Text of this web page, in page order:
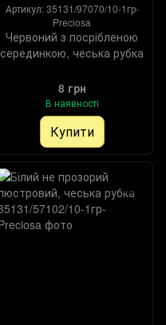
Артикул: 35131/97070/10-1гр-
Preciosa
Червоний з посрібленою
серединкою, чеська рубка
8 грн
В наявності
Купити